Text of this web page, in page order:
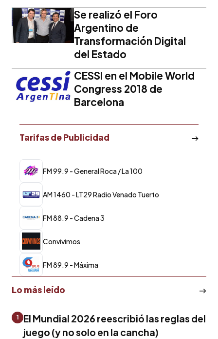
Se realizó el Foro
Argentino de
Transformación Digital
del Estado
CESSI en el Mobile World
Congress 2018 de
Barcelona
Tarifas de Publicidad
FM 99.9 - General Roca / La 100
AM 1460 - LT29 Radio Venado Tuerto
FM 88.9 - Cadena 3
Convivimos
FM 89.9 - Máxima
Lo más leído
1
El Mundial 2026 reescribió las reglas del
juego (y no solo en la cancha)